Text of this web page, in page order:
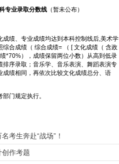
专业录取分数线 （暂未公布）
绩、专业成绩均达到本科控制线后,美术学
合成绩（ 综合成绩= （ [ 文化成绩（ 含政
*70%），成绩保留两位小数）从高到低录
序录取；音乐学、音乐表演、舞蹈表演专
绩相同，再依次比较文化成绩总分、语
门规定执行。
考生奔赴“战场”！
作考题